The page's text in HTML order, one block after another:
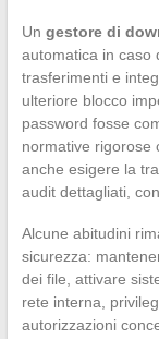
Un gestore di
automatica in caso
trasferimenti e
ulteriore blocco
password fosse
normative rigorose
anche esigere la
audit dettagliati,
Alcune abitudini
sicurezza:
dei file, attivare
rete interna,
autorizzazioni